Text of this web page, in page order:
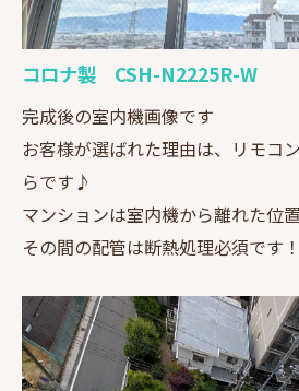
コロナ製 CSH-N2225R-W
完成後の室内機画像です
お客様が選ばれた理由は、リモコ
らです♪
マンションは室内機から離れた位
その間の配管は断熱処理必須です！